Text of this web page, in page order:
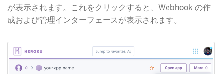
が表示されます。これをクリックすると、Webhook の作
成および管理インターフェースが表示されます。